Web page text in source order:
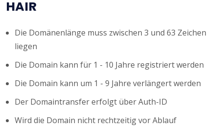
HAIR
Die Domänenlänge muss zwischen 3 und 63 Zeichen
liegen
Die Domain kann für 1 - 10 Jahre registriert werden
Die Domain kann um 1 - 9 Jahre verlängert werden
Der Domaintransfer erfolgt über Auth-ID
Wird die Domain nicht rechtzeitig vor Ablauf